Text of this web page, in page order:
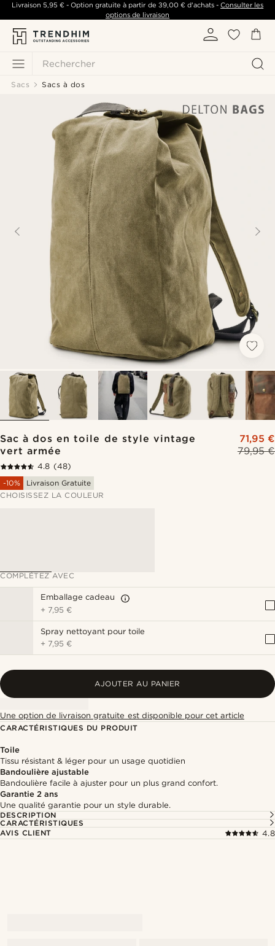
Rechercher
Livraison 5,95 €- Option gratuite à partir de 39,00 €d'achats -Consulter les
options de livraison
Sacs Sacs à dos
Sac à dos en toile de style vintage
vert armée
79,95 €
71,95 €
4.8 (48)
-10%
Livraison Gratuite
CHOISISSEZ LA COULEUR
COMPLÉTEZ AVEC
Emballage cadeau
+ 7,95 €
Spray nettoyant pour toile
+ 7,95 €
AJOUTER AU PANIER
Une option de livraison gratuite est disponible pour cet article
CARACTÉRISTIQUES DU PRODUIT
Toile
Tissu résistant & léger pour un usage quotidien
Bandoulière ajustable
Bandoulière facile à ajuster pour un plus grand confort.
Garantie 2 ans
Une qualité garantie pour un style durable.
DESCRIPTION
CARACTÉRISTIQUES
AVIS CLIENT
4.8